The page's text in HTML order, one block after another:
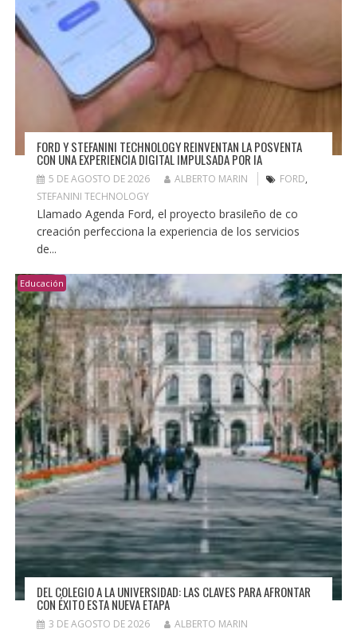
FORD Y STEFANINI TECHNOLOGY REINVENTAN LA POSVENTA
CON UNA EXPERIENCIA DIGITAL IMPULSADA POR IA
5 DE AGOSTO DE 2026 ALBERTO MARIN FORD,
STEFANINI TECHNOLOGY
Llamado Agenda Ford, el proyecto brasileño de co
creación perfecciona la experiencia de los servicios
de...
Educación
DEL COLEGIO A LA UNIVERSIDAD: LAS CLAVES PARA AFRONTAR
CON ÉXITO ESTA NUEVA ETAPA
3 DE AGOSTO DE 2026 ALBERTO MARIN